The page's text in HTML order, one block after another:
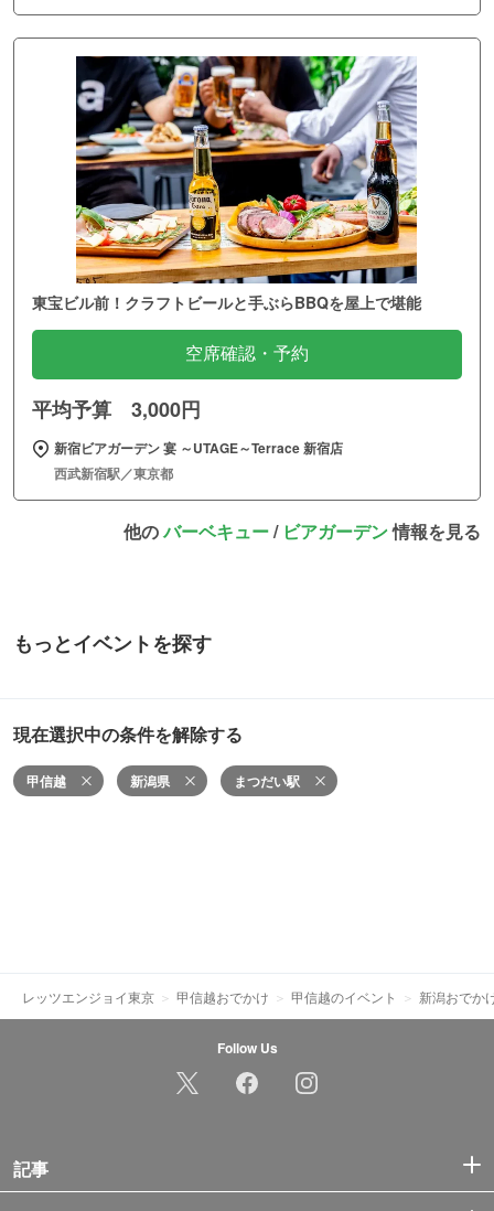
東宝ビル前！クラフトビールと手ぶらBBQを屋上で堪能
空席確認・予約
平均予算 3,000円
新宿ビアガーデン 宴 ～UTAGE～Terrace 新宿店
西武新宿駅／東京都
他のバーベキュー/ ビアガーデン情報を見る
もっとイベントを探す
現在選択中の条件を解除する
甲信越 新潟県 まつだい駅
レッツエンジョイ東京 甲信越おでかけ 甲信越のイベント 新潟おでか
Follow Us
記事